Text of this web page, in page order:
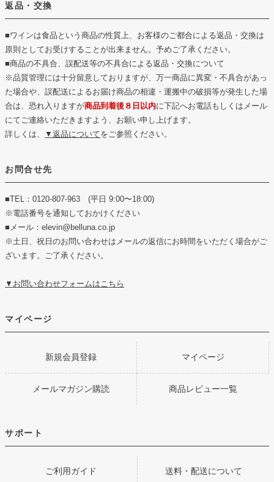
返品・交換
■ワインは食品という商品の性質上、お客様のご都合による返品・交換は
原則としてお受けすることが出来ません。予めご了承ください。
■商品の不具合、誤配送等の不具合による返品・交換について
※品質管理には十分留意しておりますが、万一商品に異変・不具合があっ
た場合や、誤配送によるお届け商品の相違・運搬中の破損等が発生した場
合は、恐れ入りますが商品到着後８日以内に下記へお電話もしくはメール
にてご連絡いただきますよう、お願い申し上げます。
詳しくは、
▼返品についてをご参照ください。
お問合せ先
■TEL：0120-807-963 (平日 9:00〜18:00)
※電話番号を通知しておかけください
■メール：elevin@belluna.co.jp
※土日、祝日のお問い合わせはメールの返信にお時間をいただく場合がご
ざいます。ご了承ください。
▼お問い合わせフォームはこちら
マイページ
新規会員登録 マイページ
メールマガジン購読 商品レビュー一覧
サポート
ご利用ガイド 送料・配送について